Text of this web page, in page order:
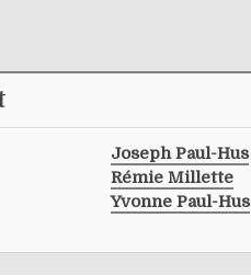
Joseph Paul-Hus
Rémie Millette
Yvonne Paul-Hus